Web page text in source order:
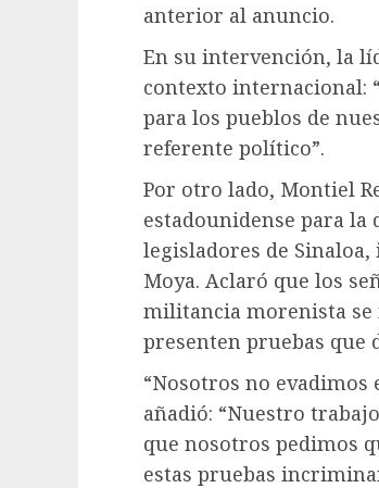
anterior al anuncio.
En su intervención, la
contexto internacional:
para los pueblos de
referente político”.
Por otro lado, Montiel
estadounidense para
legisladores de
Moya. Aclaró que los
militancia morenista se
presenten pruebas que
“Nosotros no evadimos
añadió: “Nuestro
que nosotros pedimos
estas pruebas